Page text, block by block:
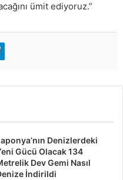
ümit ediyoruz.”
Denizlerdeki
Gücü Olacak 134
Dev Gemi Nasıl
İndirildi